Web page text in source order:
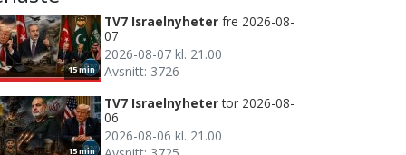
15 min
TV7 Israelnyheter fre 2026-08-
07
2026-08-07 kl. 21.00
Avsnitt: 3726
15 min
TV7 Israelnyheter tor 2026-08-
06
2026-08-06 kl. 21.00